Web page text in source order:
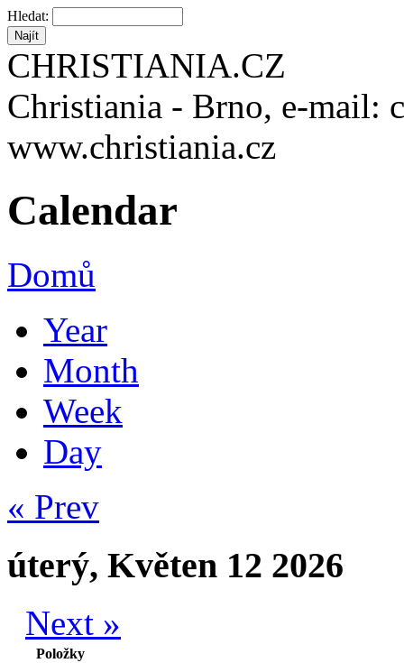
Hledat:
CHRISTIANIA.CZ
Christiania - Brno, e-mail:
www.christiania.cz
Calendar
Domů
Year
Month
Week
Day
« Prev
úterý, Květen 12 2026
Next »
Položky